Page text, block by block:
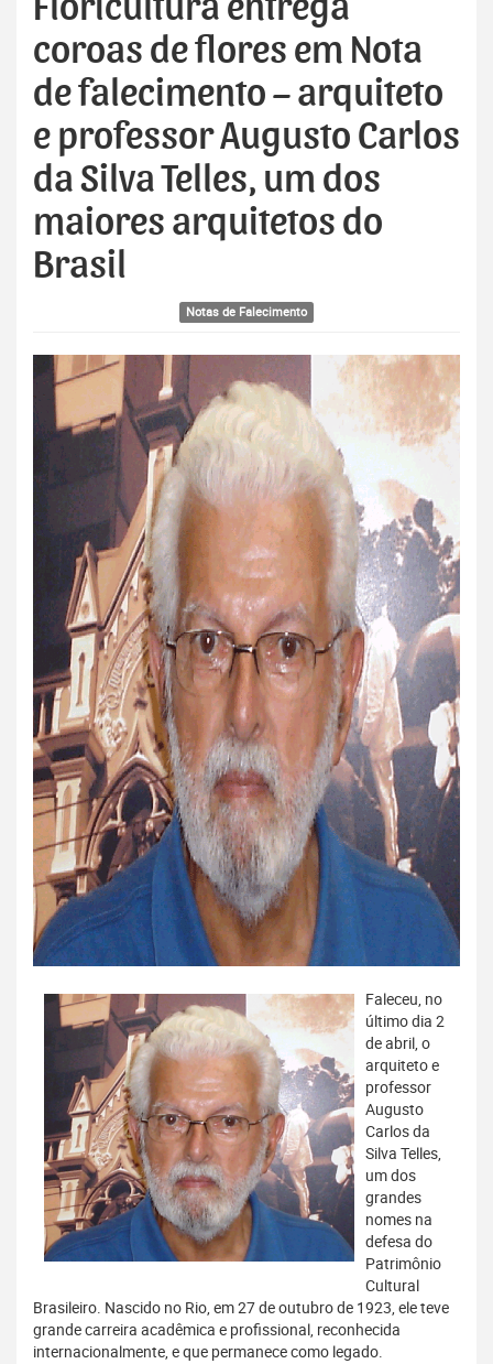
Floricultura entrega
coroas de flores em Nota
de falecimento – arquiteto
e professor Augusto Carlos
da Silva Telles, um dos
maiores arquitetos do
Brasil
Notas de Falecimento
Faleceu, no
último dia 2
de abril, o
arquiteto e
professor
Augusto
Carlos da
Silva Telles,
um dos
grandes
nomes na
defesa do
Patrimônio
Cultural
Brasileiro. Nascido no Rio, em 27 de outubro de 1923, ele teve
grande carreira acadêmica e profissional, reconhecida
internacionalmente, e que permanece como legado.